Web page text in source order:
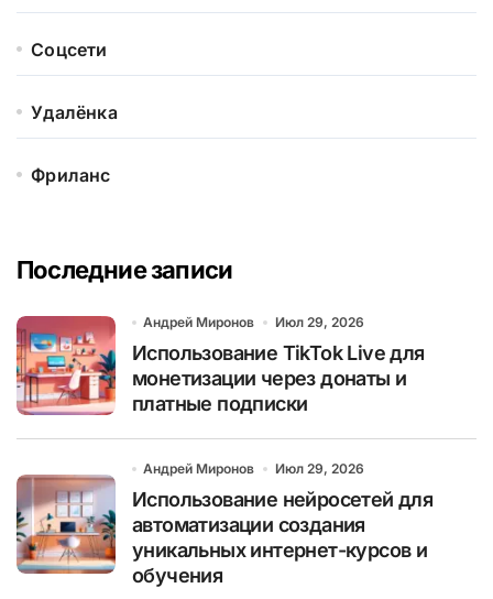
Соцсети
Удалёнка
Фриланс
Последние записи
Андрей Миронов Июл 29, 2026
Использование TikTok Live для
монетизации через донаты и
платные подписки
Андрей Миронов Июл 29, 2026
Использование нейросетей для
автоматизации создания
уникальных интернет-курсов и
обучения